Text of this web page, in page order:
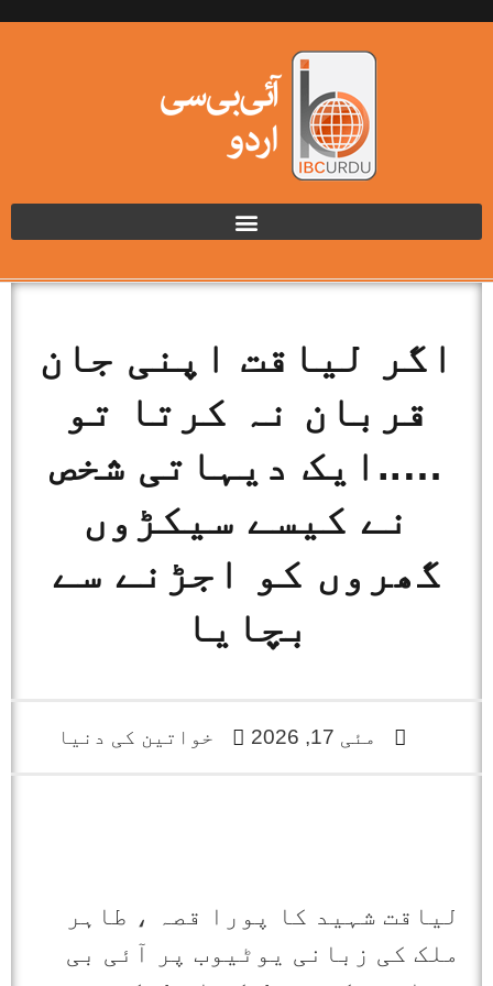
اگر لیاقت اپنی جان
قربان نہ کرتا تو
…..ایک دیہاتی شخص
نے کیسے سیکڑوں
گھروں کو اجڑنے سے
بچایا
مئی 17, 2026 خواتین کی دنیا
لیاقت شہید کا پورا قصہ ، طاہر
ملک کی زبانی یوٹیوب پر آئی بی